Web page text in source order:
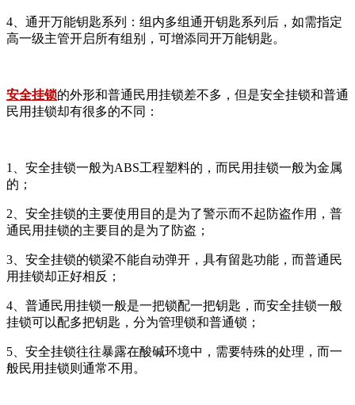
4、通开万能钥匙系列：组内多组通开钥匙系列后，如需指定
高一级主管开启所有组别，可增添同开万能钥匙。
安全挂锁的外形和普通民用挂锁差不多，但是安全挂锁和普通
民用挂锁却有很多的不同：
1、安全挂锁一般为ABS工程塑料的，而民用挂锁一般为金属
的；
2、安全挂锁的主要使用目的是为了警示而不起防盗作用，普
通民用挂锁的主要目的是为了防盗；
3、安全挂锁的锁梁不能自动弹开，具有留匙功能，而普通民
用挂锁却正好相反；
4、普通民用挂锁一般是一把锁配一把钥匙，而安全挂锁一般
挂锁可以配多把钥匙，分为管理锁和普通锁；
5、安全挂锁往往暴露在酸碱环境中，需要特殊的处理，而一
般民用挂锁则通常不用。